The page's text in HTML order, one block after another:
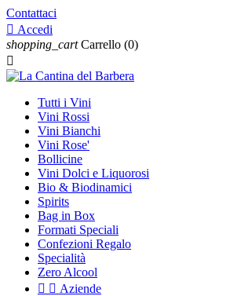
Contattaci
 Accedi
shopping_cart Carrello (0)

Tutti i Vini
Vini Rossi
Vini Bianchi
Vini Rose'
Bollicine
Vini Dolci e Liquorosi
Bio & Biodinamici
Spirits
Bag in Box
Formati Speciali
Confezioni Regalo
Specialità
Zero Alcool
  Aziende